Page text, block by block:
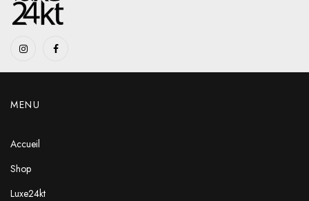
MENU
Accueil
Shop
Luxe24kt